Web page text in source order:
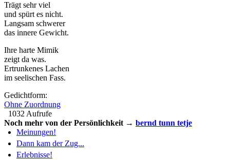
Trägt sehr viel
und spürt es nicht.
Langsam schwerer
das innere Gewicht.
Ihre harte Mimik
zeigt da was.
Ertrunkenes Lachen
im seelischen Fass.
Gedichtform:
Ohne Zuordnung
1032 Aufrufe
Noch mehr von der Persönlichkeit → bernd tunn tetje
Meinungen!
Dann kam der Zug...
Erlebnisse!